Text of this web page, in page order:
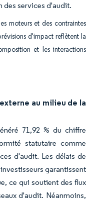
des services d'audit.
moteurs et des contraintes
d'impact reflètent la
et les interactions
au milieu de la
71,92 % du chiffre
statutaire comme
d'audit. Les délais de
garantissent
ce qui soutient des flux
d'audit. Néanmoins,